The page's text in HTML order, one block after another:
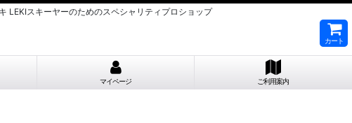
LEKIスキーヤーのためのスペシャリティプロショップ
カート
マイページ ご利用案内